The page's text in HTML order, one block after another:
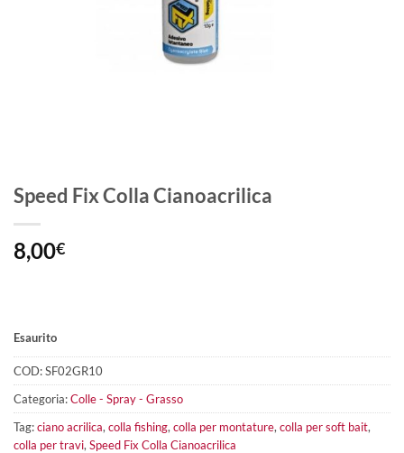
Speed Fix Colla Cianoacrilica
8,00€
Esaurito
COD:SF02GR10
Categoria:Colle - Spray - Grasso
Tag:ciano acrilica, colla fishing, colla per montature, colla per soft bait,
colla per travi, Speed Fix Colla Cianoacrilica